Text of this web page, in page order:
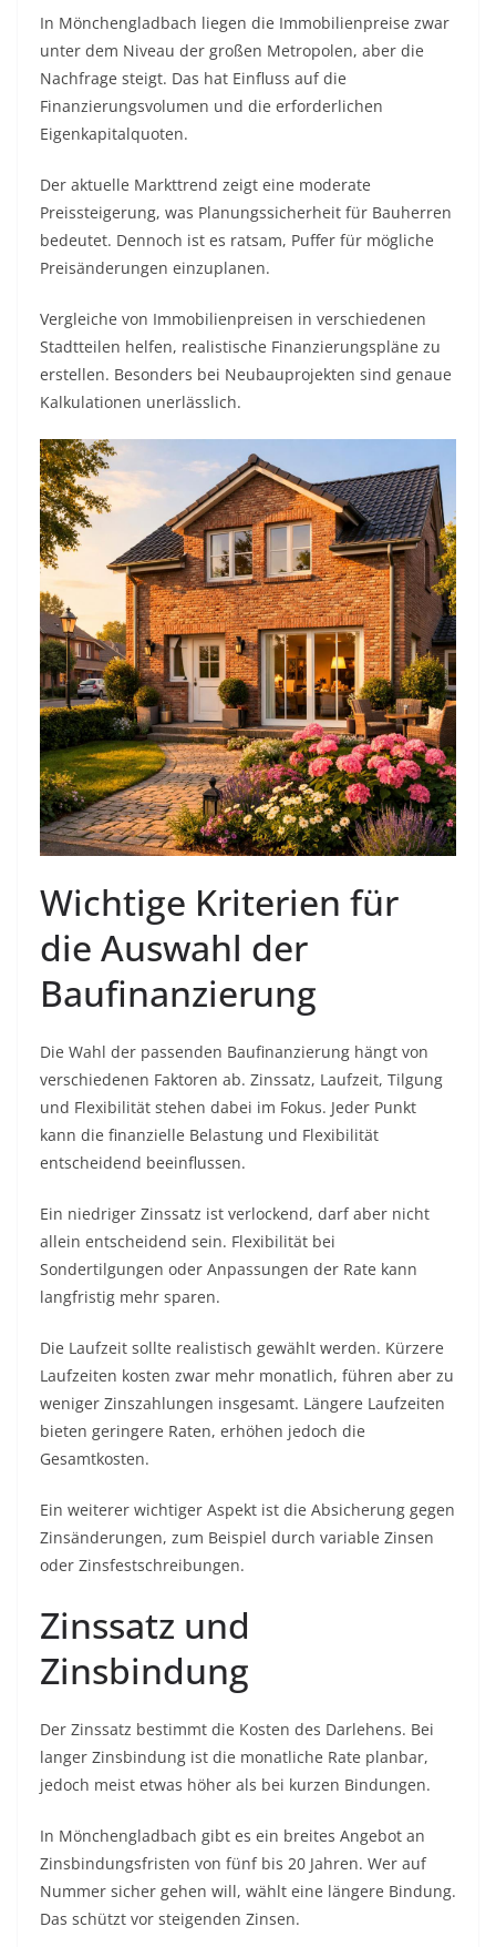
In Mönchengladbach liegen die Immobilienpreise zwar
unter dem Niveau der großen Metropolen, aber die
Nachfrage steigt. Das hat Einfluss auf die
Finanzierungsvolumen und die erforderlichen
Eigenkapitalquoten.
Der aktuelle Markttrend zeigt eine moderate
Preissteigerung, was Planungssicherheit für Bauherren
bedeutet. Dennoch ist es ratsam, Puffer für mögliche
Preisänderungen einzuplanen.
Vergleiche von Immobilienpreisen in verschiedenen
Stadtteilen helfen, realistische Finanzierungspläne zu
erstellen. Besonders bei Neubauprojekten sind genaue
Kalkulationen unerlässlich.
Wichtige Kriterien für
die Auswahl der
Baufinanzierung
Die Wahl der passenden Baufinanzierung hängt von
verschiedenen Faktoren ab. Zinssatz, Laufzeit, Tilgung
und Flexibilität stehen dabei im Fokus. Jeder Punkt
kann die finanzielle Belastung und Flexibilität
entscheidend beeinflussen.
Ein niedriger Zinssatz ist verlockend, darf aber nicht
allein entscheidend sein. Flexibilität bei
Sondertilgungen oder Anpassungen der Rate kann
langfristig mehr sparen.
Die Laufzeit sollte realistisch gewählt werden. Kürzere
Laufzeiten kosten zwar mehr monatlich, führen aber zu
weniger Zinszahlungen insgesamt. Längere Laufzeiten
bieten geringere Raten, erhöhen jedoch die
Gesamtkosten.
Ein weiterer wichtiger Aspekt ist die Absicherung gegen
Zinsänderungen, zum Beispiel durch variable Zinsen
oder Zinsfestschreibungen.
Zinssatz und
Zinsbindung
Der Zinssatz bestimmt die Kosten des Darlehens. Bei
langer Zinsbindung ist die monatliche Rate planbar,
jedoch meist etwas höher als bei kurzen Bindungen.
In Mönchengladbach gibt es ein breites Angebot an
Zinsbindungsfristen von fünf bis 20 Jahren. Wer auf
Nummer sicher gehen will, wählt eine längere Bindung.
Das schützt vor steigenden Zinsen.